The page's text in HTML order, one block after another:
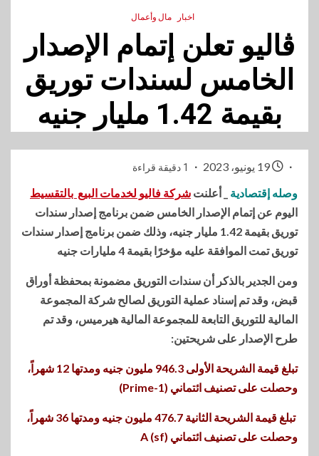
اخبار مال وأعمال
ڤاليو تعلن إتمام الإصدار
الخامس لسندات توريق
بقيمة 1.42 مليار جنيه
1 دقيقة قراءة
وصله إقتصادية _ أعلنت شركة فاليو لخدمات البيع بالتقسيط
اليوم عن إتمام الإصدار الخامس ضمن برنامج إصدار سندات
توريق بقيمة 1.42 مليار جنيه، وذلك ضمن برنامج إصدار سندات
توريق تمت الموافقة عليه مؤخرًا بقيمة 4 مليارات جنيه
ومن الجدير بالذكر أن سندات التوريق مضمونة بمحفظة أوراق
قبض، وقد تم إسناد عملية التوريق لصالح شركة المجموعة
المالية للتوريق التابعة للمجموعة المالية هيرميس، وقد تم
طرح الإصدار على شريحتين:
تبلغ قيمة الشريحة الأولى 946.3 مليون جنيه ومدتها 12 شهراً،
وحصلت على تصنيف ائتماني (Prime-1)
تبلغ قيمة الشريحة الثانية 476.7 مليون جنيه ومدتها 36 شهراً،
وحصلت على تصنيف ائتماني A (sf)